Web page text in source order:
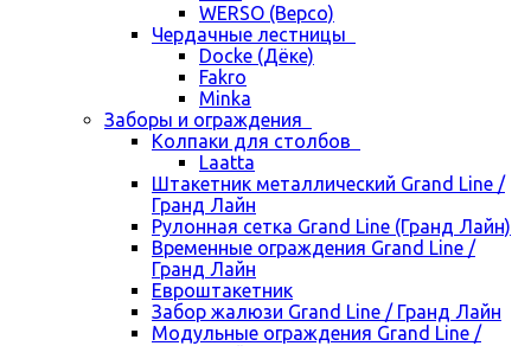
WERSO (Версо)
Чердачные лестницы
Docke (Дёке)
Fakro
Minka
Заборы и ограждения
Колпаки для столбов
Laatta
Штакетник металлический Grand Line /
Гранд Лайн
Рулонная сетка Grand Line (Гранд Лайн)
Временные ограждения Grand Line /
Гранд Лайн
Евроштакетник
Забор жалюзи Grand Line / Гранд Лайн
Модульные ограждения Grand Line /